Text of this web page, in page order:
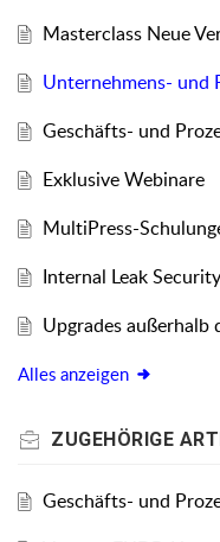
Masterclass Neue
Unternehmens- und
Geschäfts- und
Exklusive Webinare
MultiPress-
Internal Leak
Upgrades außerhalb
Alles anzeigen
ZUGEHÖRIGE
Geschäfts- und